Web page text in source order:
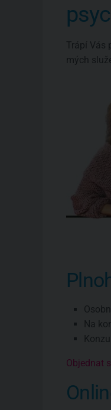
Trápí Vás
mých
Na
Objednat